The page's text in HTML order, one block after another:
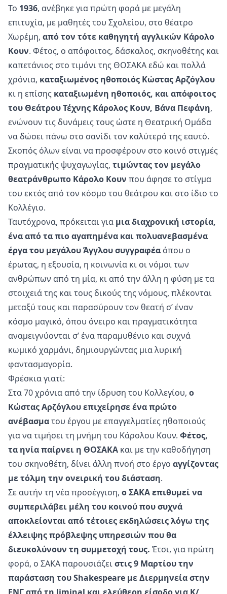
Το 1936, ανέβηκε για πρώτη φορά με μεγάλη
επιτυχία, με μαθητές του Σχολείου, στο θέατρο
Χωρέμη, από τον τότε καθηγητή αγγλικών Κάρολο
Κουν. Φέτος, ο απόφοιτος, δάσκαλος, σκηνοθέτης και
καπετάνιος στο τιμόνι της ΘΟΣΑΚΑ εδώ και πολλά
χρόνια, καταξιωμένος ηθοποιός Κώστας Αρζόγλου
κι η επίσης καταξιωμένη ηθοποιός, και απόφοιτος
του Θεάτρου Τέχνης Κάρολος Κουν, Βάνα Πεφάνη,
ενώνουν τις δυνάμεις τους ώστε η Θεατρική Ομάδα
να δώσει πάνω στο σανίδι τον καλύτερό της εαυτό.
Σκοπός όλων είναι να προσφέρουν στο κοινό στιγμές
πραγματικής ψυχαγωγίας, τιμώντας τον μεγάλο
θεατράνθρωπο Κάρολο Κουν που άφησε το στίγμα
του εκτός από τον κόσμο του θεάτρου και στο ίδιο το
Κολλέγιο.
Ταυτόχρονα, πρόκειται για μια διαχρονική ιστορία,
ένα από τα πιο αγαπημένα και πολυανεβασμένα
έργα του μεγάλου Άγγλου συγγραφέα όπου ο
έρωτας, η εξουσία, η κοινωνία κι οι νόμοι των
ανθρώπων από τη μία, κι από την άλλη η φύση με τα
στοιχειά της και τους δικούς της νόμους, πλέκονται
μεταξύ τους και παρασύρουν τον θεατή σ’ έναν
κόσμο μαγικό, όπου όνειρο και πραγματικότητα
αναμειγνύονται σ’ ένα παραμυθένιο και συχνά
κωμικό χαρμάνι, δημιουργώντας μια λυρική
φαντασμαγορία.
Φρέσκια γιατί:
Στα 70 χρόνια από την ίδρυση του Κολλεγίου, ο
Κώστας Αρζόγλου επιχείρησε ένα πρώτο
ανέβασματου έργου με επαγγελματίες ηθοποιούς
για να τιμήσει τη μνήμη του Κάρολου Κουν. Φέτος,
τα ηνία παίρνει η ΘΟΣΑΚΑ και με την καθοδήγηση
του σκηνοθέτη, δίνει άλλη πνοή στο έργο αγγίζοντας
με τόλμη την ονειρική του διάσταση.
Σε αυτήν τη νέα προσέγγιση, ο ΣΑΚΑ επιθυμεί να
συμπεριλάβει μέλη του κοινού που συχνά
αποκλείονται από τέτοιες εκδηλώσεις λόγω της
έλλειψης πρόβλεψης υπηρεσιών που θα
διευκολύνουν τη συμμετοχή τους. Έτσι, για πρώτη
φορά, ο ΣΑΚΑ παρουσιάζειστις 9 Μαρτίου την
παράσταση του Shakespeare με Διερμηνεία στην